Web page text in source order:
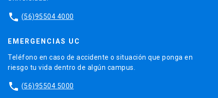
phone (56)95504 4000
EMERGENCIAS UC
Teléfono en caso de accidente o situación que ponga en
riesgo tu vida dentro de algún campus.
phone (56)95504 5000